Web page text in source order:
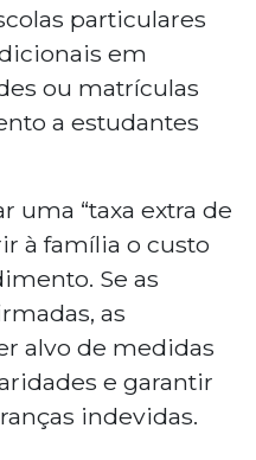
particulares
em
ou matrículas
a estudantes
uma “taxa extra de
à família o custo
Se as
as
alvo de medidas
e garantir
indevidas.